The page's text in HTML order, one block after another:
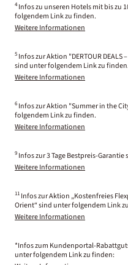
4 Infos zu unseren Hotels mit bis zu
folgendem Link zu finden.
Weitere Informationen
5 Infos zur Aktion "DERTOUR DEALS
sind unter folgendem Link zu
Weitere Informationen
6 Infos zur Aktion "Summer in the
folgendem Link zu finden.
Weitere Informationen
9 Infos zur 3 Tage Bestpreis-
Weitere Informationen
11 Infos zur Aktion „Kostenfreies
Orient“ sind unter folgendem Link
Weitere Informationen
*Infos zum Kundenportal-
unter folgendem Link zu finden: